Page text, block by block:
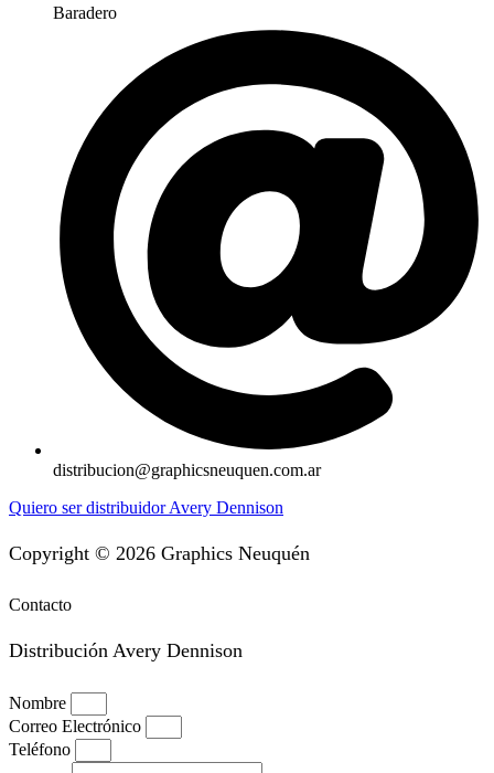
Baradero
distribucion@graphicsneuquen.com.ar
Quiero ser distribuidor Avery Dennison
Copyright © 2026 Graphics Neuquén
Contacto
Distribución Avery Dennison
Nombre
Correo Electrónico
Teléfono